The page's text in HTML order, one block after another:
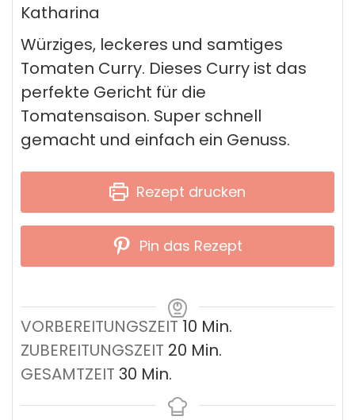
Katharina
Würziges, leckeres und samtiges
Tomaten Curry. Dieses Curry ist das
perfekte Gericht für die
Tomatensaison. Super schnell
gemacht und einfach ein Genuss.
Rezept drucken
Pin das Rezept
VORBEREITUNGSZEIT 10 Minuten
Min.
ZUBEREITUNGSZEIT 20 Minuten
Min.
GESAMTZEIT 30 Minuten
Min.